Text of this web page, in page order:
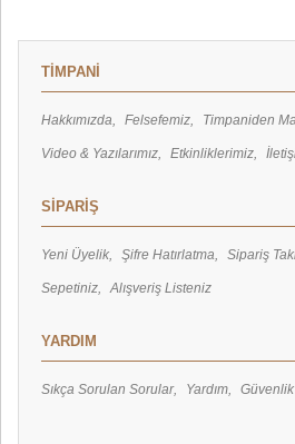
TİMPANİ
Hakkımızda Felsefemiz Timpaniden
Video & Yazılarımız Etkinliklerimiz
SİPARİŞ
Yeni Üyelik Şifre Hatırlatma Sipariş
Sepetiniz Alışveriş Listeniz
YARDIM
Sıkça Sorulan Sorular Yardım